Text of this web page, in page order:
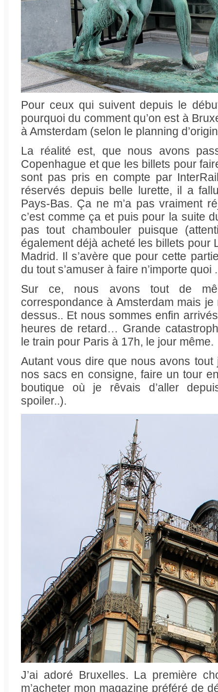
Pour ceux qui suivent depuis le
pourquoi du comment qu’on est à
à Amsterdam (selon le planning
La réalité est, que nous avons
Copenhague et que les billets pour
sont pas pris en compte par
réservés depuis belle lurette, il a
Pays-Bas. Ça ne m’a pas vraiment
c’est comme ça et puis pour la suite
pas tout chambouler puisque
également déjà acheté les billets pour
Madrid. Il s’avère que pour cette
du tout s’amuser à faire n’importe quoi
Sur ce, nous avons tout de
correspondance à Amsterdam mais
dessus.. Et nous sommes enfin
heures de retard… Grande
le train pour Paris à 17h, le jour même.
Autant vous dire que nous avons
nos sacs en consigne, faire un tour
boutique où je rêvais d’aller
spoiler..).
J’ai adoré Bruxelles. La première
m’acheter mon magazine préféré de